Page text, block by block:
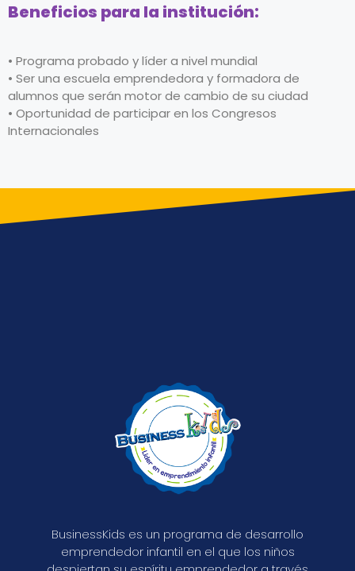
Beneficios para la institución:
• Programa probado y líder a nivel mundial
• Ser una escuela emprendedora y formadora de
alumnos que serán motor de cambio de su ciudad
• Oportunidad de participar en los Congresos
Internacionales
BusinessKids es un programa de desarrollo
emprendedor infantil en el que los niños